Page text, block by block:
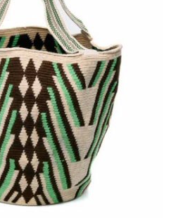
€135.00
Aggiungi
al carrello